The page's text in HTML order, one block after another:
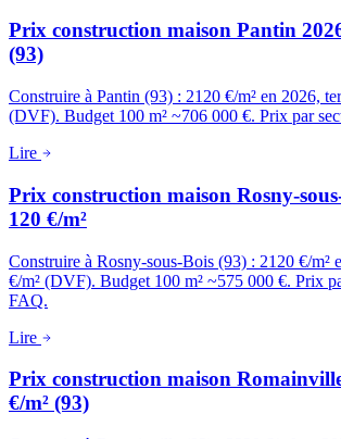
Prix construction maison Pantin
(93)
Construire à Pantin (93) : 2120 €/m² en 2026,
(DVF). Budget 100 m² ~706 000 €. Prix par
Lire
Prix construction maison Rosny-
120 €/m²
Construire à Rosny-sous-Bois (93) : 2120 €/m²
€/m² (DVF). Budget 100 m² ~575 000 €. Prix
FAQ.
Lire
Prix construction maison
€/m² (93)